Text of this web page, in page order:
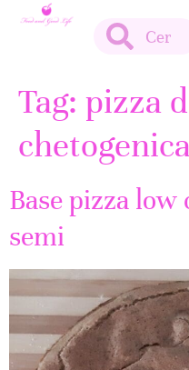
Tag: pizza
Base pizza
semi